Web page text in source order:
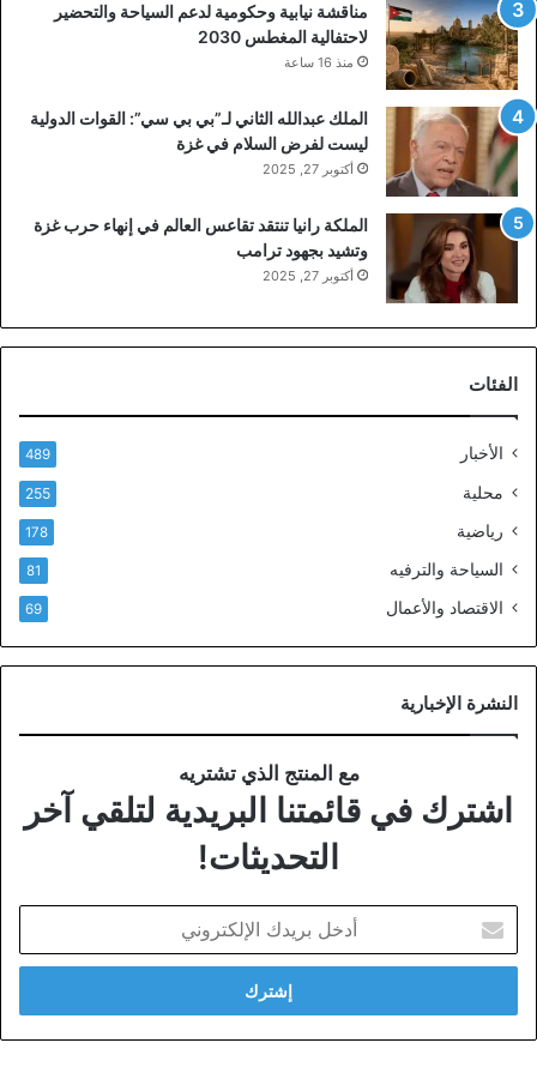
مناقشة نيابية وحكومية لدعم السياحة والتحضير
لاحتفالية المغطس 2030
منذ 16 ساعة
الملك عبدالله الثاني لـ”بي بي سي”: القوات الدولية
ليست لفرض السلام في غزة
أكتوبر 27, 2025
الملكة رانيا تنتقد تقاعس العالم في إنهاء حرب غزة
وتشيد بجهود ترامب
أكتوبر 27, 2025
الفئات
الأخبار 489
محلية 255
رياضية 178
السياحة والترفيه 81
الاقتصاد والأعمال 69
النشرة الإخبارية
مع المنتج الذي تشتريه
اشترك في قائمتنا البريدية لتلقي آخر
التحديثات!
بريدك
الإلكتروني